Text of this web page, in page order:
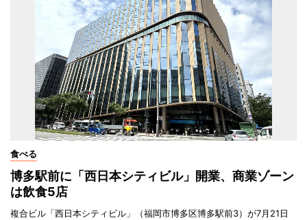
食べる
博多駅前に「西日本シティビル」開業、商業ゾーン
は飲食5店
複合ビル「西日本シティビル」（福岡市博多区博多駅前3）が7月21日